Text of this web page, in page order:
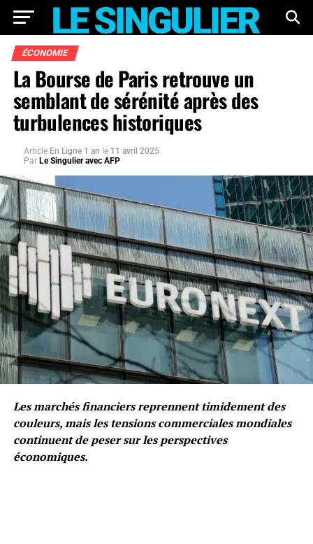
ÉCONOMIE
La Bourse de Paris retrouve un
semblant de sérénité après des
turbulences historiques
Article En Ligne 1 an le 11 avril 2025
Par Le Singulier avec AFP
Les marchés financiers reprennent timidement des
couleurs, mais les tensions commerciales mondiales
continuent de peser sur les perspectives
économiques.